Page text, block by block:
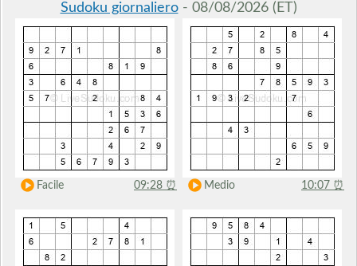
Sudoku giornaliero- 08/08/2026 (ET)
Facile 09:28 ⏰ Medio 10:07 ⏰